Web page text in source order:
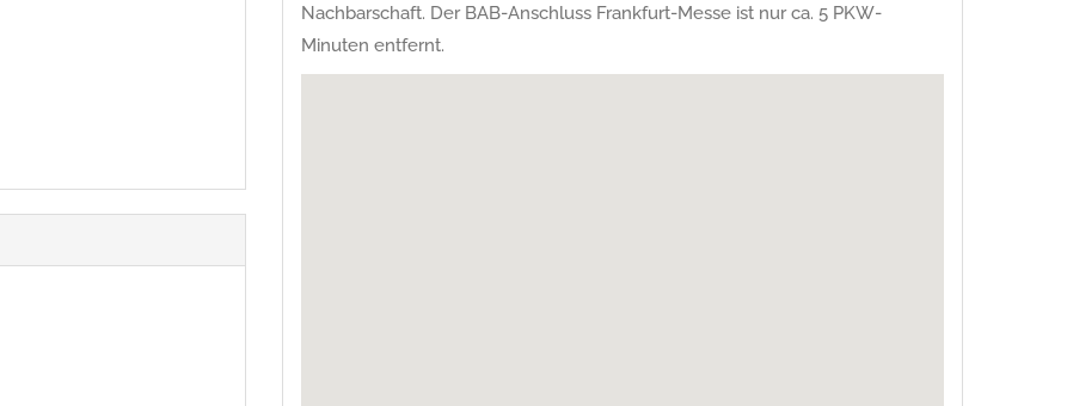
Nachbarschaft. Der BAB-Anschluss Frankfurt-Messe ist nur ca. 5 PKW-
Minuten entfernt.